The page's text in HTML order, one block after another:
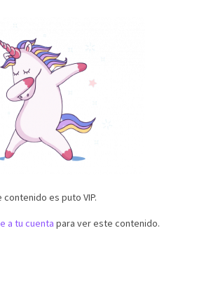
contenido es puto VIP.
a tu cuenta para ver este contenido.